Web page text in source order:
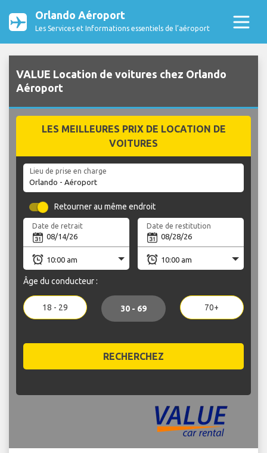
Orlando Aéroport
Les Services et Informations essentiels de l’aéroport
VALUE Location de voitures chez Orlando
Aéroport
LES MEILLEURES PRIX DE LOCATION DE
VOITURES
Lieu de prise en charge
Retourner au même endroit
Date de retrait Date de restitution
Âge du conducteur :
18 - 29 30 - 69 70+
RECHERCHEZ